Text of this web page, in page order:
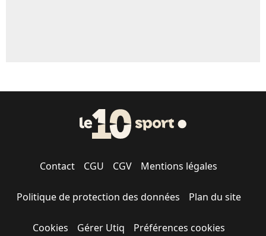
Contact CGU CGV Mentions légales
Politique de protection des données Plan du site
Cookies Gérer Utiq Préférences cookies